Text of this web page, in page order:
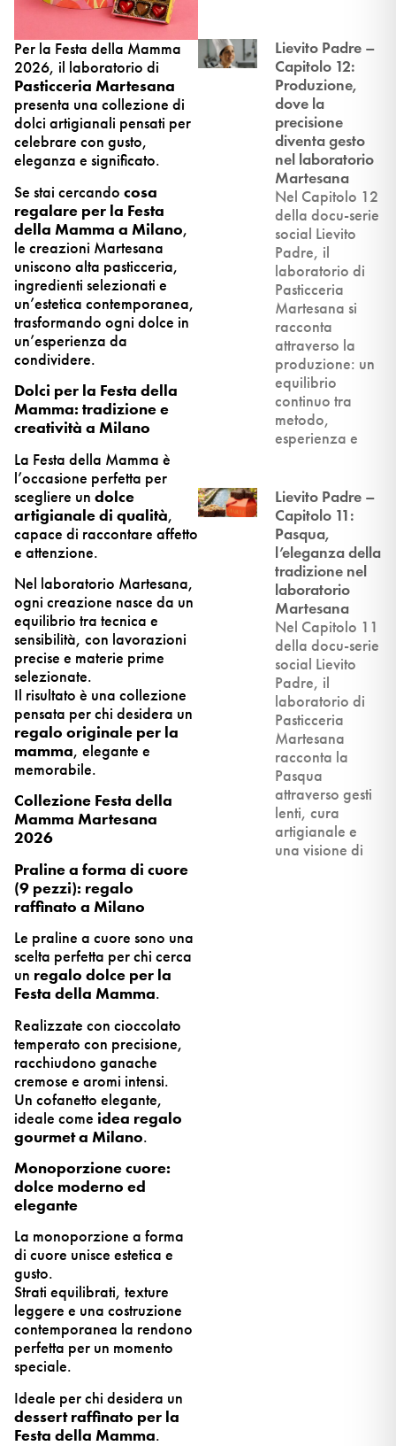
Per la Festa della Mamma
2026, il laboratorio di
Pasticceria Martesana
presenta una collezione di
dolci artigianali pensati per
celebrare con gusto,
eleganza e significato.
Se stai cercando cosa
regalare per la Festa
della Mamma a Milano,
le creazioni Martesana
uniscono alta pasticceria,
ingredienti selezionati e
un’estetica contemporanea,
trasformando ogni dolce in
un’esperienza da
condividere.
Dolci per la Festa della
Mamma: tradizione e
creatività a Milano
La Festa della Mamma è
l’occasione perfetta per
scegliere un dolce
artigianale di qualità,
capace di raccontare affetto
e attenzione.
Nel laboratorio Martesana,
ogni creazione nasce da un
equilibrio tra tecnica e
sensibilità, con lavorazioni
precise e materie prime
selezionate.
Il risultato è una collezione
pensata per chi desidera un
regalo originale per la
mamma, elegante e
memorabile.
Collezione Festa della
Mamma Martesana
2026
Praline a forma di cuore
(9 pezzi): regalo
raffinato a Milano
Le praline a cuore sono una
scelta perfetta per chi cerca
un regalo dolce per la
Festa della Mamma.
Realizzate con cioccolato
temperato con precisione,
racchiudono ganache
cremose e aromi intensi.
Un cofanetto elegante,
ideale come idea regalo
gourmet a Milano.
Monoporzione cuore:
dolce moderno ed
elegante
La monoporzione a forma
di cuore unisce estetica e
gusto.
Strati equilibrati, texture
leggere e una costruzione
contemporanea la rendono
perfetta per un momento
speciale.
Ideale per chi desidera un
dessert raffinato per la
Festa della Mamma.
Lievito Padre –
Capitolo 12:
Produzione,
dove la
precisione
diventa gesto
nel laboratorio
Martesana
Nel Capitolo 12
della docu-serie
social Lievito
Padre, il
laboratorio di
Pasticceria
Martesana si
racconta
attraverso la
produzione: un
equilibrio
continuo tra
metodo,
esperienza e
Lievito Padre –
Capitolo 11:
Pasqua,
l’eleganza della
tradizione nel
laboratorio
Martesana
Nel Capitolo 11
della docu-serie
social Lievito
Padre, il
laboratorio di
Pasticceria
Martesana
racconta la
Pasqua
attraverso gesti
lenti, cura
artigianale e
una visione di